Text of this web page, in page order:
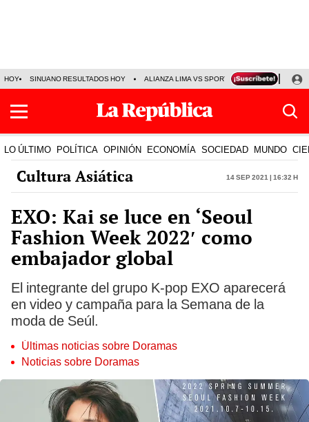
HOY SINUANO RESULTADOS HOY ALIANZA LIMA VS SPORT BOYS JORGE
LO ÚLTIMO POLÍTICA OPINIÓN ECONOMÍA SOCIEDAD MUNDO
Cultura Asiática 14 Sep 2021 | 16:32 h
EXO: Kai se luce en ‘Seoul
Fashion Week 2022′ como
embajador global
El integrante del grupo K-pop EXO aparecerá
en video y campaña para la Semana de la
moda de Seúl.
Últimas noticias sobre Doramas
Noticias sobre Doramas